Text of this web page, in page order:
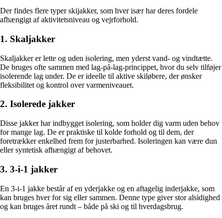
Der findes flere typer skijakker, som hver især har deres fordele
afhængigt af aktivitetsniveau og vejrforhold.
1. Skaljakker
Skaljakker er lette og uden isolering, men yderst vand- og vindtætte.
De bruges ofte sammen med lag-på-lag-princippet, hvor du selv tilføjer
isolerende lag under. De er ideelle til aktive skiløbere, der ønsker
fleksibilitet og kontrol over varmeniveauet.
2. Isolerede jakker
Disse jakker har indbygget isolering, som holder dig varm uden behov
for mange lag. De er praktiske til kolde forhold og til dem, der
foretrækker enkelhed frem for justerbarhed. Isoleringen kan være dun
eller syntetisk afhængigt af behovet.
3. 3-i-1 jakker
En 3-i-1 jakke består af en yderjakke og en aftagelig inderjakke, som
kan bruges hver for sig eller sammen. Denne type giver stor alsidighed
og kan bruges året rundt – både på ski og til hverdagsbrug.